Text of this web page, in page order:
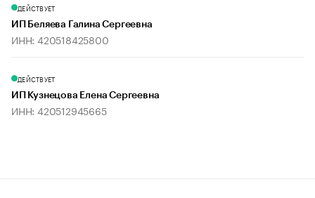
ДЕЙСТВУЕТ
ИП Беляева Галина Сергеевна
ИНН: 420518425800
ДЕЙСТВУЕТ
ИП Кузнецова Елена Сергеевна
ИНН: 420512945665